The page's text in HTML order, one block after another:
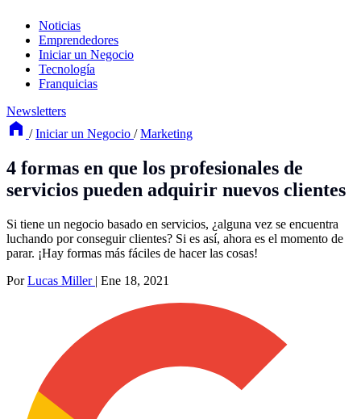
Noticias
Emprendedores
Iniciar un Negocio
Tecnología
Franquicias
Newsletters
/ Iniciar un Negocio / Marketing
4 formas en que los profesionales de
servicios pueden adquirir nuevos clientes
Si tiene un negocio basado en servicios, ¿alguna vez se encuentra
luchando por conseguir clientes? Si es así, ahora es el momento de
parar. ¡Hay formas más fáciles de hacer las cosas!
PorLucas Miller | Ene 18, 2021